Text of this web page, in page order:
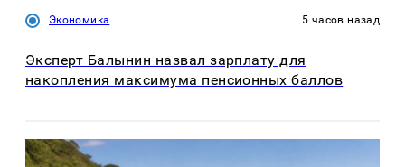
Экономика 5 часов назад
Эксперт Балынин назвал зарплату для
накопления максимума пенсионных баллов